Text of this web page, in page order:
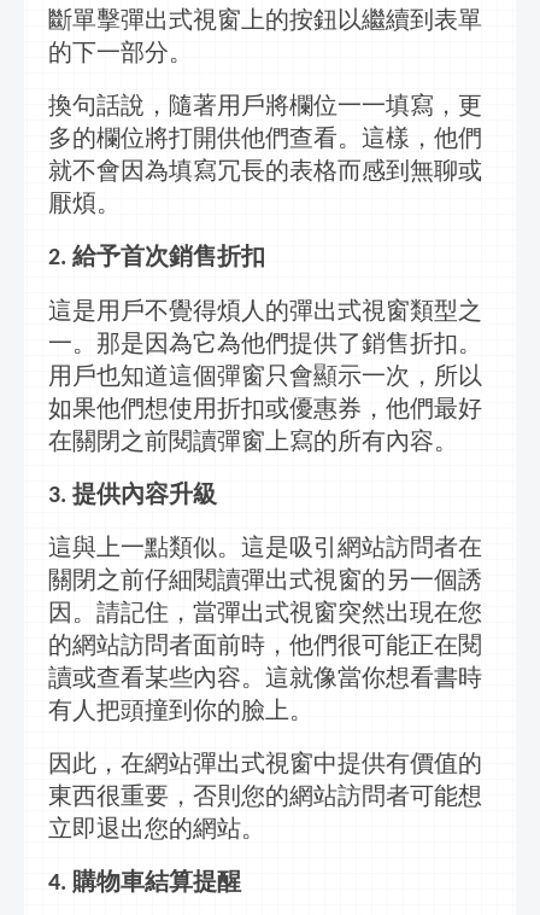
斷單擊彈出式視窗 上的按鈕以繼續到表單
的下一部分。
換句話說，隨著用戶將欄位一一填寫，更
多的欄位將打開供他們查看。這樣，他們
就不會因為填寫冗長的表格而感到無聊或
厭煩。
2. 給予首次銷售折扣
這是用戶不覺得煩人的彈出式視窗類型之
一。那是因為它為他們提供了銷售折扣。
用戶也知道這個彈窗只會顯示一次，所以
如果他們想使用折扣或優惠券，他們最好
在關閉之前閱讀彈窗上寫的所有內容。
3. 提供內容升級
這與上一點類似。這是吸引網站訪問者在
關閉之前仔細閱讀彈出式視窗的另一個誘
因。請記住，當彈出式視窗突然出現在您
的網站訪問者面前時，他們很可能正在閱
讀或查看某些內容。這就像當你想看書時
有人把頭撞到你的臉上。
因此，在網站彈出式視窗中提供有價值的
東西很重要，否則您的網站訪問者可能想
立即退出您的網站。
4. 購物車結算提醒